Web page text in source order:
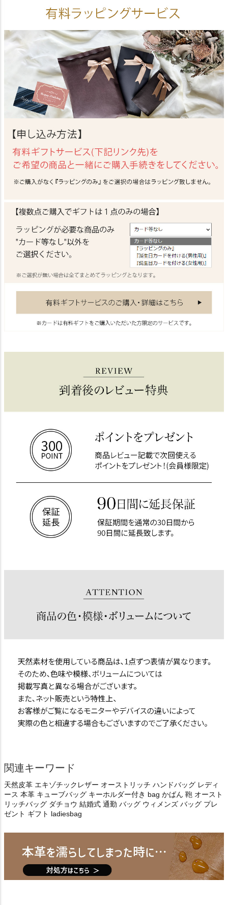
関連キーワード
天然皮革 エキゾチックレザー オーストリッチ ハンドバッグ レディ
ース 本革 キューブバッグ キーホルダー付き bag かばん 鞄 オースト
リッチバッグ ダチョウ 結婚式 通勤 バッグ ウィメンズ バッグ プレ
ゼント ギフト ladiesbag